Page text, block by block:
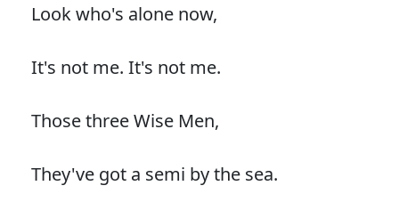
Look who's alone now,
It's not me. It's not me.
Those three Wise Men,
They've got a semi by the sea.